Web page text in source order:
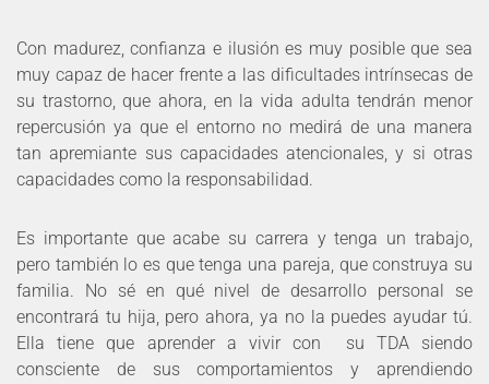
Con madurez, confianza e ilusión es muy posible que sea
muy capaz de hacer frente a las dificultades intrínsecas de
su trastorno, que ahora, en la vida adulta tendrán menor
repercusión ya que el entorno no medirá de una manera
tan apremiante sus capacidades atencionales, y si otras
capacidades como la responsabilidad.
Es importante que acabe su carrera y tenga un trabajo,
pero también lo es que tenga una pareja, que construya su
familia. No sé en qué nivel de desarrollo personal se
encontrará tu hija, pero ahora, ya no la puedes ayudar tú.
Ella tiene que aprender a vivir con su TDA siendo
consciente de sus comportamientos y aprendiendo